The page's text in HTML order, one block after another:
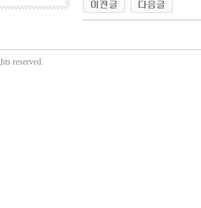
reserved.